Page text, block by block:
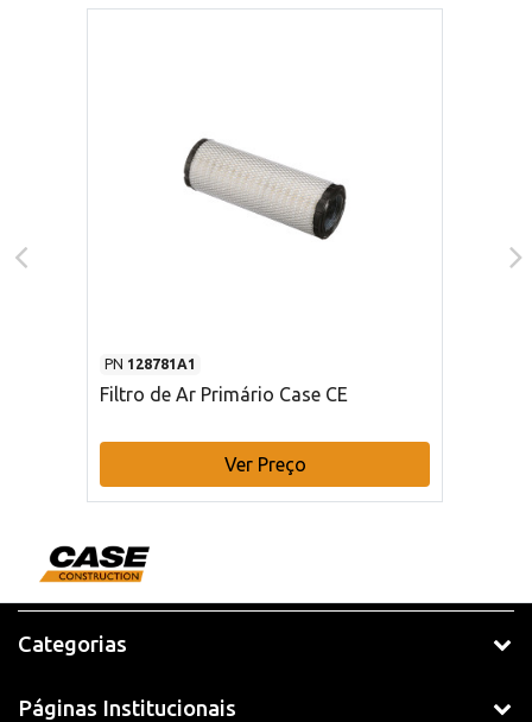
PN 128781A1
Filtro de Ar Primário Case CE
Ver Preço
Categorias
Páginas Institucionais